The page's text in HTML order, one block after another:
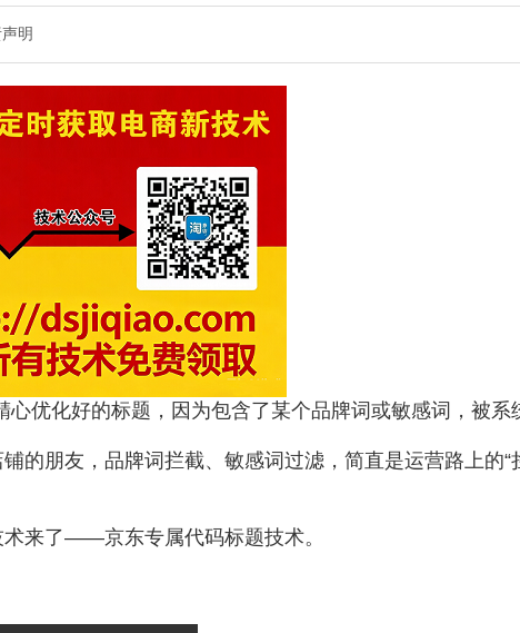
明
优化好的标题，因为包含了某个品牌词或敏感词，被系
的朋友，品牌词拦截、敏感词过滤，简直是运营路上的
术来了——京东专属代码标题技术。